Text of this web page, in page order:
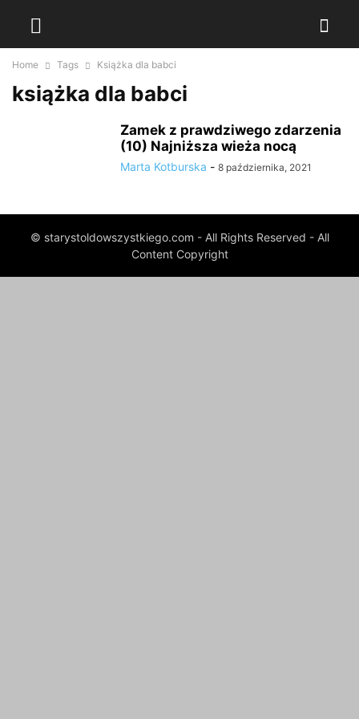
Home Tags Książka dla babci
książka dla babci
Zamek z prawdziwego zdarzenia
(10) Najniższa wieża nocą
Marta Kotburska - 8 października, 2021
© starystoldowszystkiego.com - All Rights Reserved - All
Content Copyright